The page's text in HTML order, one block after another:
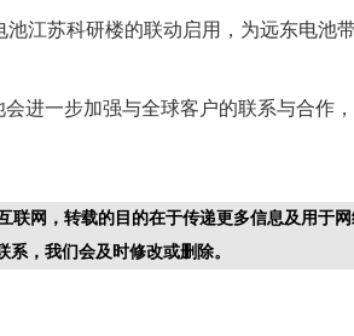
江苏科研楼的联动启用，为远东电池
进一步加强与全球客户的联系与合
联网，转载的目的在于传递更多信息及用
，我们会及时修改或删除。